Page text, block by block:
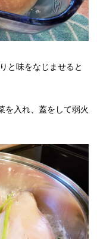
と味をなじませると
入れ、蓋をして弱火